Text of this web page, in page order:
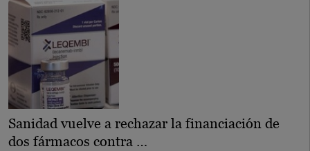
Sanidad vuelve a rechazar la financiación de
dos fármacos contra …